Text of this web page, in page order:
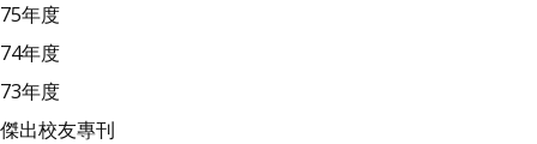
75年度
74年度
73年度
傑出校友專刊